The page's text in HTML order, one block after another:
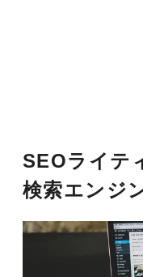
SEOライテ
検索エンジ